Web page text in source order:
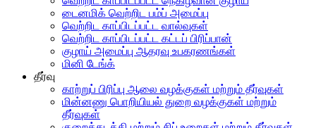
டைனமிக் வெற்றிட பம்ப் அமைப்பு
வெற்றிட காப்பிடப்பட்ட வால்வுகள்
வெற்றிட காப்பிடப்பட்ட கட்டப் பிரிப்பான்
குழாய் அமைப்பு ஆதரவு உபகரணங்கள்
மினி டேங்க்
தீர்வு
காற்றுப் பிரிப்பு ஆலை வழக்குகள் மற்றும் தீர்வுகள்
மின்னணு பொறியியல் துறை வழக்குகள் மற்றும்
தீர்வுகள்